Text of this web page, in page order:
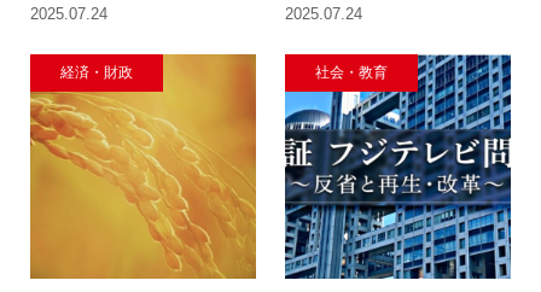
2025.07.24 2025.07.24
経済・財政 社会・教育